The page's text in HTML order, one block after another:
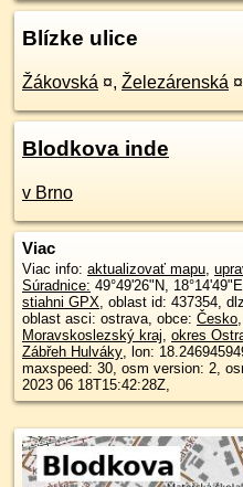
Blízke ulice
Žákovská ¤, Železárenská ¤
Blodkova inde
v Brno
Viac
Viac info: aktualizovať mapu,
Súradnice: 49°49'26"N, 18°14'49"E
stiahni GPX, oblast id: 437354, dlzka: 412, oblast name: Ostrava,
oblast asci: ostrava, obce: Česko,
Moravskoslezský kraj, okres
Zábřeh Hulváky, lon:
maxspeed: 30, osm version: 2,
2023 06 18T15:42:28Z,